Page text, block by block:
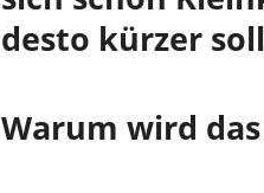
desto kürzer
Warum wird